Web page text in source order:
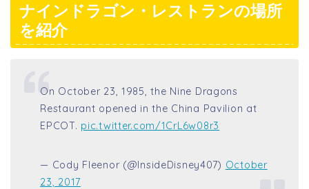
ナインドラゴン・レストランの場所
を紹介
On October 23, 1985, the Nine Dragons
Restaurant opened in the China Pavilion at
EPCOT. pic.twitter.com/1CrL6w08r3
— Cody Fleenor (@InsideDisney407) October
23, 2017